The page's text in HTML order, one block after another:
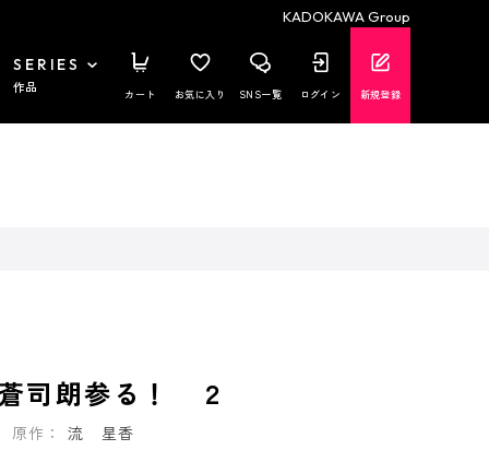
KADOKAWA Group
SERIES
作品 カート お気に入り SNS一覧 ログイン 新規登録
司朗参る！ ２
原作：
流 星香